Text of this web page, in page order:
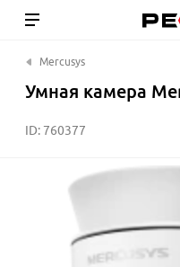
Mercusys
Умная камера
ID: 760377